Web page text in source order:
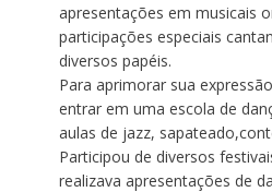
apresentações em musicais
participações especiais
diversos papéis.
Para aprimorar sua
entrar em uma escola de
aulas de jazz,
Participou de diversos
realizava apresentações de